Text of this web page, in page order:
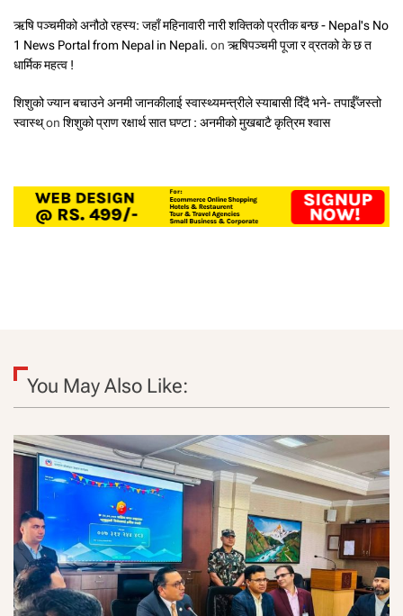
ऋषि पञ्चमीको अनौठो रहस्य: जहाँ महिनावारी नारी शक्तिको प्रतीक बन्छ - Nepal's No
1 News Portal from Nepal in Nepali. on ऋषिपञ्चमी पूजा र व्रतको के छ त
धार्मिक महत्व !
शिशुको ज्यान बचाउने अनमी जानकीलाई स्वास्थ्यमन्त्रीले स्याबासी दिँदै भने- तपाईँजस्तो
स्वास्थ्on शिशुको प्राण रक्षार्थ सात घण्टा : अनमीको मुखबाटै कृत्रिम श्वास
You May Also Like: